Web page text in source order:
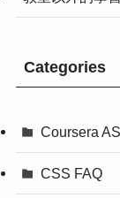
Categories
Coursera
CSS FAQ